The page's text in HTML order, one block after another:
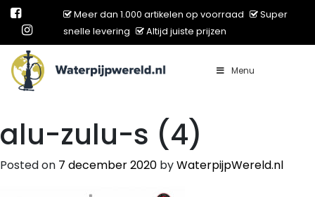
Meer dan 1.000 artikelen op voorraad
Super
snelle levering
Altijd juiste prijzen
Main Navigation Menu
alu-zulu-s (4)
Posted on 7 december 2020 byWaterpijpWereld.nl